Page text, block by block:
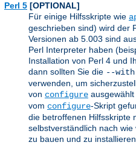
Perl 5 [OPTIONAL]
Für einige Hilfsskripte wie
geschrieben sind) wird der
Versionen ab 5.003 sind
Perl Interpreter haben
Installation von Perl 4 und
dann sollten Sie die --
verwenden, um
von configure
vom configure-Skript
die betroffenen Hilfsskripte
selbstverständlich nach
zu bauen und zu